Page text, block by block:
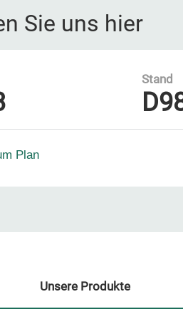
Sie uns hier
Stand
Plan
Unsere Produkte